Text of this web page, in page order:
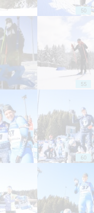
50
55
60